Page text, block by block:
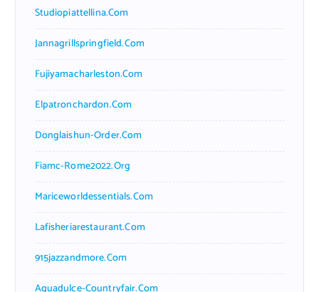
Studiopiattellina.com
Jannagrillspringfield.com
Fujiyamacharleston.com
Elpatronchardon.com
Donglaishun-Order.com
Fiamc-Rome2022.org
Mariceworldessentials.com
Lafisheriarestaurant.com
915jazzandmore.com
Aguadulce-Countryfair.com